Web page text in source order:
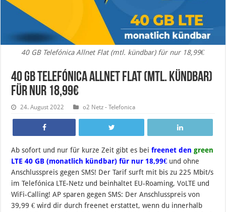
40 GB Telefónica Allnet Flat (mtl. kündbar) für nur 18,99€
40 GB Telefónica Allnet Flat (mtl. kündbar)
für nur 18,99€
24. August 2022 o2 Netz - Telefonica
Ab sofort und nur für kurze Zeit gibt es beifreenet dengreen
LTE 40 GB (monatlich kündbar) für nur 18,99€ und ohne
Anschlusspreis gegen SMS! Der Tarif surft mit bis zu 225 Mbit/s
im Telefónica LTE-Netz und beinhaltet EU-Roaming, VoLTE und
WiFi-Calling! AP sparen gegen SMS: Der Anschlusspreis von
39,99 € wird dir durch freenet erstattet, wenn du innerhalb